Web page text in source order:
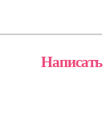
Написать